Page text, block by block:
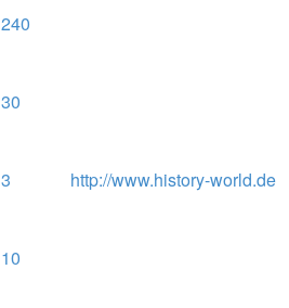
240
30
3 http://www.history-world.de
10